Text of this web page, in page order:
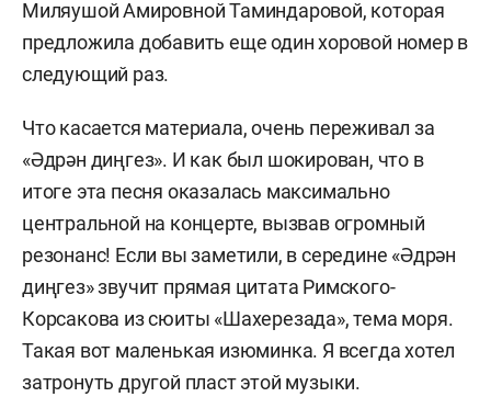
Миляушой Амировной Таминдаровой, которая
предложила добавить еще один хоровой номер в
следующий раз.
Что касается материала, очень переживал за
«Әдрән диңгез». И как был шокирован, что в
итоге эта песня оказалась максимально
центральной на концерте, вызвав огромный
резонанс! Если вы заметили, в середине «Әдрән
диңгез» звучит прямая цитата Римского-
Корсакова из сюиты «Шахерезада», тема моря.
Такая вот маленькая изюминка. Я всегда хотел
затронуть другой пласт этой музыки.